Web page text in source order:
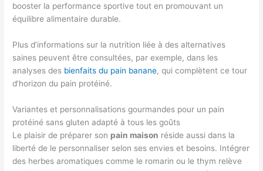
booster la performance sportive tout en promouvant un
équilibre alimentaire durable.
Plus d’informations sur la nutrition liée à des alternatives
saines peuvent être consultées, par exemple, dans les
analyses des bienfaits du pain banane, qui complètent ce tour
d’horizon du pain protéiné.
Variantes et personnalisations gourmandes pour un pain
protéiné sans gluten adapté à tous les goûts
Le plaisir de préparer son pain maison réside aussi dans la
liberté de le personnaliser selon ses envies et besoins. Intégrer
des herbes aromatiques comme le romarin ou le thym relève